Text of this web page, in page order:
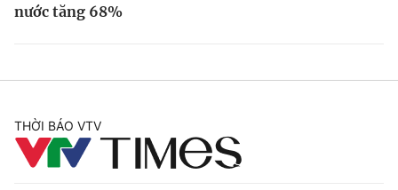
nước tăng 68%
THỜI BÁO VTV